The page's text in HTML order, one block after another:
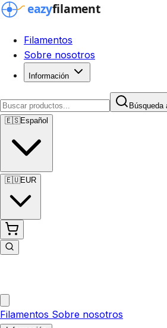
Filamentos
Sobre nosotros
Información
Búsqueda
🇪🇸Español
🇪🇺EUR
Filamentos Sobre nosotros